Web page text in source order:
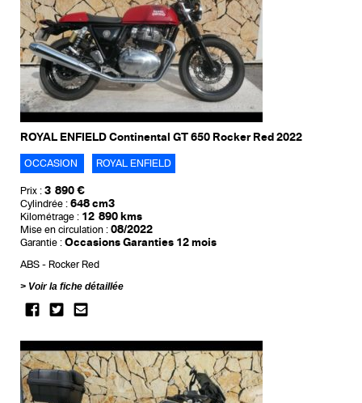
ROYAL ENFIELD Continental GT 650 Rocker Red 2022
OCCASION ROYAL ENFIELD
Prix : 3 890 €
Cylindrée : 648 cm3
Kilométrage : 12 890 kms
Mise en circulation : 08/2022
Garantie : Occasions Garanties 12 mois
ABS
Rocker Red
Voir la fiche détaillée